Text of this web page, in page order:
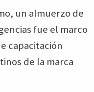
un almuerzo de
fue el marco
capacitación
de la marca